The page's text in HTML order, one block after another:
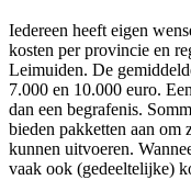
Iedereen heeft eigen
kosten per provincie en
Leimuiden. De
7.000 en 10.000 euro.
dan een begrafenis.
bieden pakketten aan
kunnen uitvoeren.
vaak ook (gedeeltelijke)